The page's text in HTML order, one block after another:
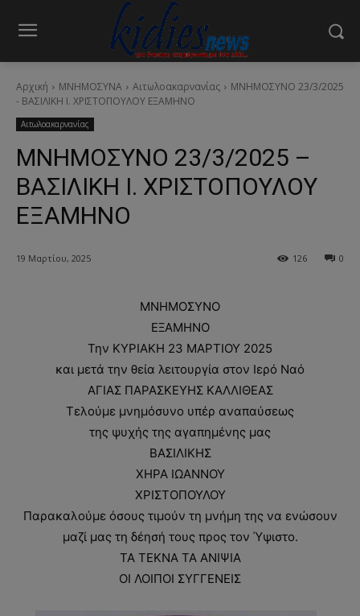
Αρχική ΜΝΗΜΟΣΥΝΑ Αιτωλοακαρνανίας
ΜΝΗΜΟΣΥΝΟ 23/3/2025
- ΒΑΣΙΛΙΚΗ Ι. ΧΡΙΣΤΟΠΟΥΛΟΥ ΕΞΑΜΗΝΟ
Αιτωλοακαρνανίας
ΜΝΗΜΟΣΥΝΟ 23/3/2025 –
ΒΑΣΙΛΙΚΗ Ι. ΧΡΙΣΤΟΠΟΥΛΟΥ
ΕΞΑΜΗΝΟ
19 Μαρτίου, 2025 0
126
ΜΝΗΜΟΣΥΝΟ
ΕΞΑΜΗΝΟ
Την ΚΥΡΙΑΚΗ 23 ΜΑΡΤΙΟΥ 2025
και μετά την θεία λειτουργία στον Ιερό Ναό
ΑΓΙΑΣ ΠΑΡΑΣΚΕΥΗΣ ΚΑΛΛΙΘΕΑΣ
Τελούμε μνημόσυνο υπέρ αναπαύσεως
της ψυχής της αγαπημένης μας
ΒΑΣΙΛΙΚΗΣ
ΧΗΡΑ ΙΩΑΝΝΟΥ
ΧΡΙΣΤΟΠΟΥΛΟΥ
Παρακαλούμε όσους τιμούν τη μνήμη της να ενώσουν
μαζί μας τη δέησή τους προς τον Ύψιστο.
ΤΑ ΤΕΚΝΑ ΤΑ ΑΝΙΨΙΑ
ΟΙ ΛΟΙΠΟΙ ΣΥΓΓΕΝΕΙΣ